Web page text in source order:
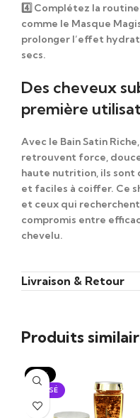
4️⃣ Complétez la routine
comme le Masque
prolonger l’effet
secs.
Des cheveux
première
Avec le Bain Satin Riche
retrouvent force,
haute nutrition, ils
et faciles à coiffer. Ce
et ceux qui
compromis entre
chevelu.
Livraison & Retour
Produits
-15%
ÉPUISÉ